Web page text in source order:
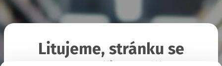
Litujeme, stránku se